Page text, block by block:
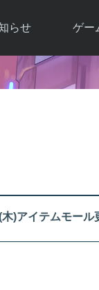
らせ
らせ一覧
ゲー
ソウ
アップ
)アイテムモール